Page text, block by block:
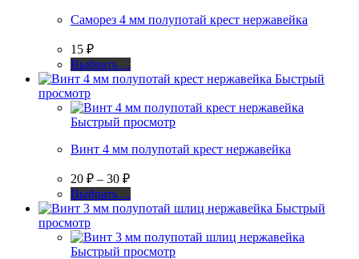
Саморез 4 мм полупотай крест нержавейка
15 ₽
Выбрать ...
товар
несколько
вариаций.
можно
товара.
Быстрый
просмотр
Быстрый просмотр
Винт 4 мм полупотай крест нержавейка
20 ₽ – 30 ₽Диапазон
цен:
20 ₽
30 ₽
Выбрать ...
товар
несколько
вариаций.
Быстрый
просмотр
Быстрый просмотр